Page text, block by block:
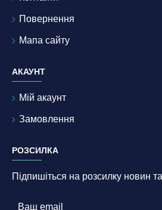
Повернення
Мапа сайту
АКАУНТ
Мій акаунт
Замовлення
РОЗСИЛКА
Підпишіться на розсилку новин